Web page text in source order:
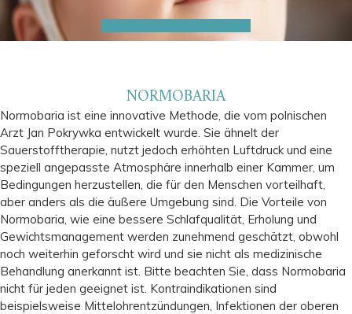
NORMOBARIA
Normobaria ist eine innovative Methode, die vom polnischen
Arzt Jan Pokrywka entwickelt wurde. Sie ähnelt der
Sauerstofftherapie, nutzt jedoch erhöhten Luftdruck und eine
speziell angepasste Atmosphäre innerhalb einer Kammer, um
Bedingungen herzustellen, die für den Menschen vorteilhaft,
aber anders als die äußere Umgebung sind. Die Vorteile von
Normobaria, wie eine bessere Schlafqualität, Erholung und
Gewichtsmanagement werden zunehmend geschätzt, obwohl
noch weiterhin geforscht wird und sie nicht als medizinische
Behandlung anerkannt ist. Bitte beachten Sie, dass Normobaria
nicht für jeden geeignet ist. Kontraindikationen sind
beispielsweise Mittelohrentzündungen, Infektionen der oberen